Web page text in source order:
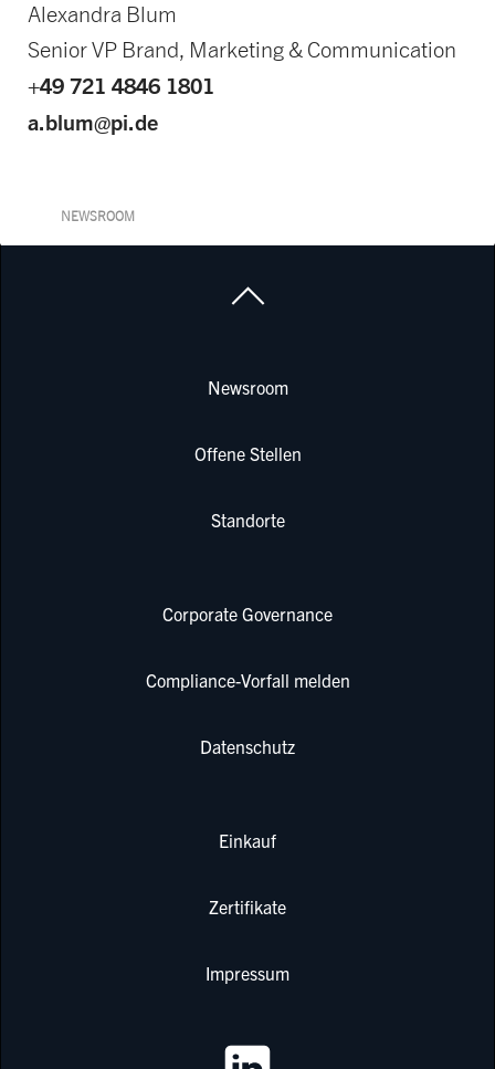
Alexandra Blum
Senior VP Brand, Marketing & Communication
+49 721 4846 1801
a.blum@pi.de
NEWSROOM
Newsroom
Offene Stellen
Standorte
Corporate Governance
Compliance-Vorfall melden
Datenschutz
Einkauf
Zertifikate
Impressum